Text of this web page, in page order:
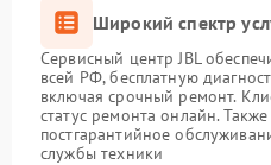
Широкий спектр
Сервисный центр JBL
всей РФ, бесплатную
включая срочный ремонт.
статус ремонта онлайн. Также
постгарантийное
службы техники